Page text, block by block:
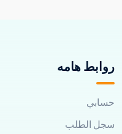
روابط هامه
حسابي
سجل الطلب